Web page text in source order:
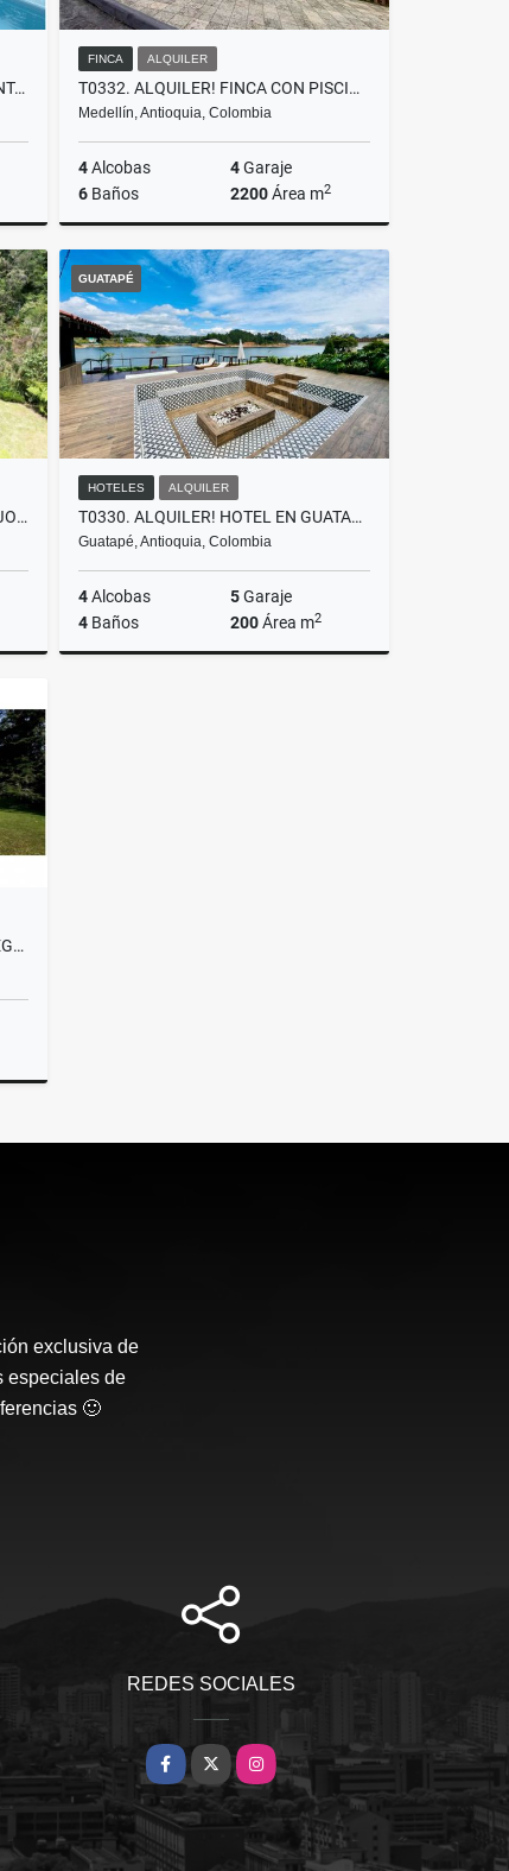
T0432. CASA PARA LA VENTA Y RENTA EN RIONEGRO TABLAZO AMOBLADA
FINCA ALQUILER
T0332. ALQUILER! FINCA CON PISCINA Y EXCELENTE UBICACIÓN EL POBLADO
Medellín, Antioquia, Colombia
4Alcobas 4Garaje
6 Baños 2200Área m2
Alquiler
$30.000.000
F0374. VENDO! CASA FINCA DE LUJO SECTOR ESCOBERO, ENVIGADO
GUATAPÉ
HOTELES ALQUILER
T0330. ALQUILER! HOTEL EN GUATAPÉ CON ACCESO A LA REPRESA
Guatapé, Antioquia, Colombia
4Alcobas 5Garaje
4 Baños 200Área m2
T0423 EXCLUSIVA FINCA EN RIONEGRO, ANTIOQUIA
exclusiva de
especiales de
🙂
REDES SOCIALES
Facebook
X Instagram